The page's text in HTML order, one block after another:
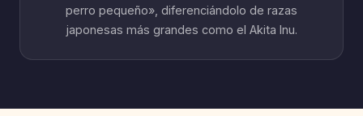
perro pequeño», diferenciándolo de razas
japonesas más grandes como el Akita Inu.